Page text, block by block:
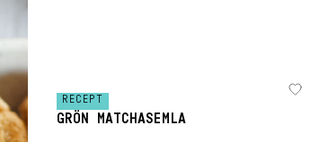
RECEPT
GRÖN MATCHASEMLA